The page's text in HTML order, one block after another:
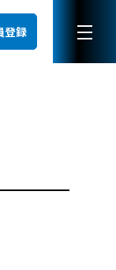
登録